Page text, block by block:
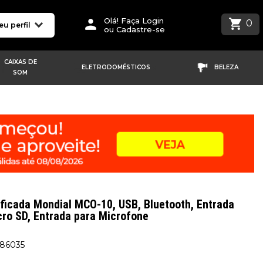
perfil
Olá! Faça Login
ou Cadastre-se
0
CAIXAS DE
SOM
ELETRODOMÉSTICOS BELEZA
Mondial MCO-10, USB, Bluetooth, Entrada
SD, Entrada para Microfone